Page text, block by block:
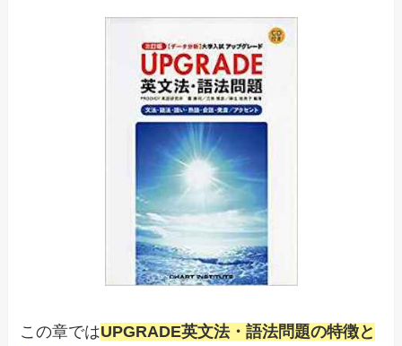
この章ではUPGRADE英文法・語法問題の特徴と